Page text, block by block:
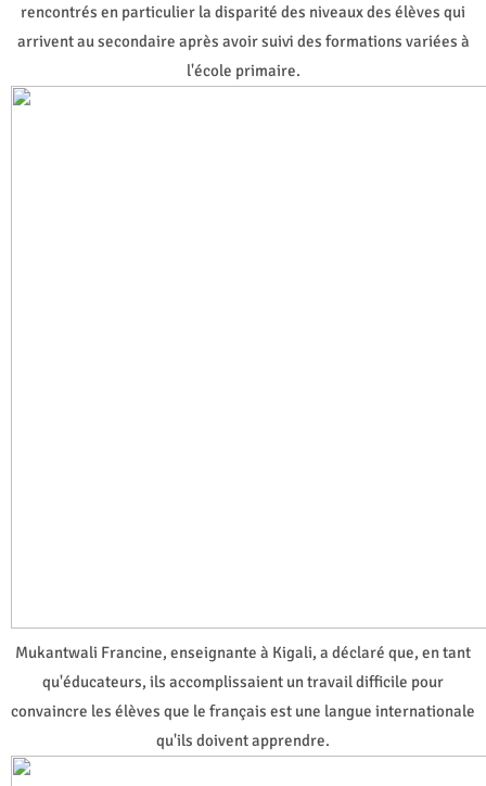
rencontrés en particulier la disparité des niveaux des élèves qui
arrivent au secondaire après avoir suivi des formations variées à
l'école primaire.
Mukantwali Francine, enseignante à Kigali, a déclaré que, en tant
qu'éducateurs, ils accomplissaient un travail difficile pour
convaincre les élèves que le français est une langue internationale
qu'ils doivent apprendre.